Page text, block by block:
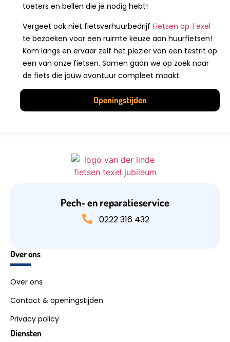
toeters en bellen die je nodig hebt!
Vergeet ook niet fietsverhuurbedrijf Fietsen op Texel
te bezoeken voor een ruimte keuze aan huurfietsen!
Kom langs en ervaar zelf het plezier van een testrit op
een van onze fietsen. Samen gaan we op zoek naar
de fiets die jouw avontuur compleet maakt.
Openingstijden
Pech- en reparatieservice
0222 316 432
Over ons
Over ons
Contact & openingstijden
Privacy policy
Diensten